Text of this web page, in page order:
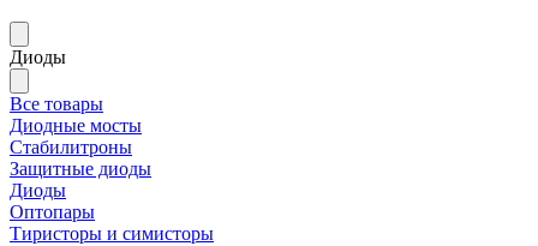
Диоды
Все товары
Диодные мосты
Стабилитроны
Защитные диоды
Диоды
Оптопары
Тиристоры и симисторы